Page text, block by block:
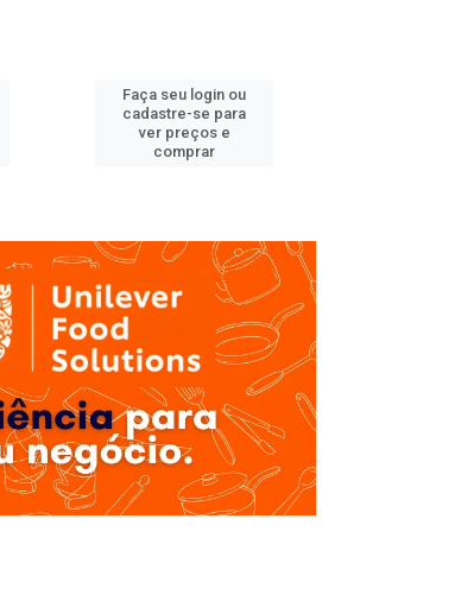
Faça seu login ou
cadastre-se para
ver preços e
comprar